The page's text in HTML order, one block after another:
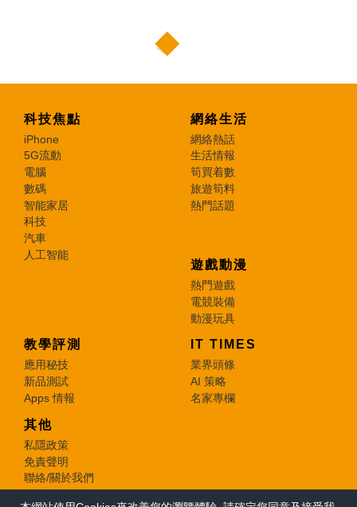
科技焦點
iPhone
5G流動
電腦
數碼
智能家居
科技
汽車
人工智能
網絡生活
網絡熱話
生活情報
筍買着數
旅遊筍料
熱門話題
遊戲動漫
熱門遊戲
電競裝備
動漫玩具
教學評測
應用秘技
新品測試
Apps 情報
IT TIMES
業界頭條
AI 策略
名家專欄
其他
私隱政策
免責聲明
聯絡/關於我們